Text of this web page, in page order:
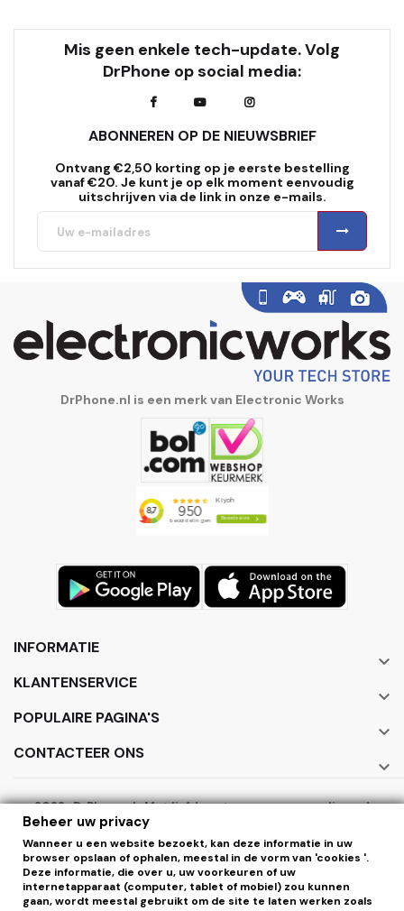
Mis geen enkele tech-update. Volg
DrPhone op social media:
ABONNEREN OP DE NIEUWSBRIEF
Ontvang €2,50 korting op je eerste bestelling
vanaf €20. Je kunt je op elk moment eenvoudig
uitschrijven via de link in onze e-mails.
DrPhone.nl is een merk van Electronic Works
INFORMATIE

KLANTENSERVICE

POPULAIRE PAGINA'S

CONTACTEER ONS

2022 · DrPhone.nl · Met liefde ontworpen en gerealiseerd
door ElectronicWorks B.V.
Beheer uw privacy
Wanneer u een website bezoekt, kan deze informatie in uw
browser opslaan of ophalen, meestal in de vorm van 'cookies '.
Deze informatie, die over u, uw voorkeuren of uw
internetapparaat (computer, tablet of mobiel) zou kunnen
gaan, wordt meestal gebruikt om de site te laten werken zoals